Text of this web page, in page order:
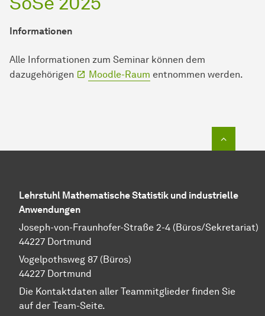
Informationen
Alle Informationen zum Seminar können dem
dazugehörigen
Moodle-Raum entnommen werden.
Lehrstuhl Mathematische Statistik und industrielle
Anwendungen
Joseph-von-Fraunhofer-Straße 2-4 (Büros/Sekretariat)
44227 Dortmund
Vogelpothsweg 87 (Büros)
44227 Dortmund
Die Kontaktdaten aller Teammitglieder finden Sie
auf der Team-Seite.